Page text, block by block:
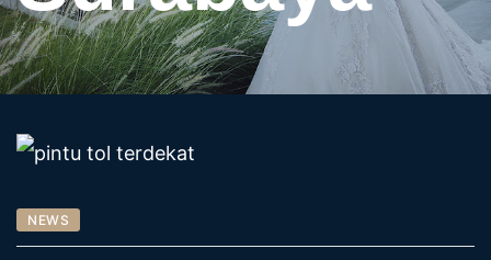
NEWS